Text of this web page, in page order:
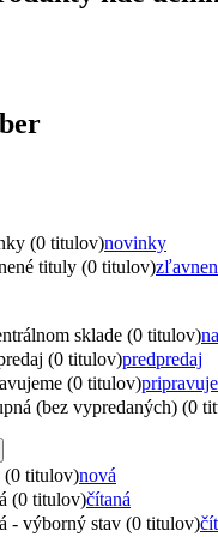
(0 titulov)novinky
tituly (0 titulov)
sklade (0 titulov)
(0 titulov)predpredaj
(0 titulov)
(bez vypredaných) (0
(0 titulov)nová
(0 titulov)čítaná
- výborný stav (0 titulov)